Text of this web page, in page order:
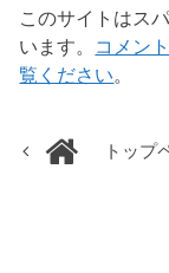
このサイトはス
います。 コメン
覧ください。
トップ